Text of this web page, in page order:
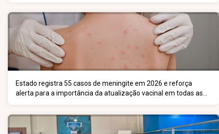
Estado registra 55 casos de meningite em 2026 e reforça
alerta para a importância da atualização vacinal em todas as